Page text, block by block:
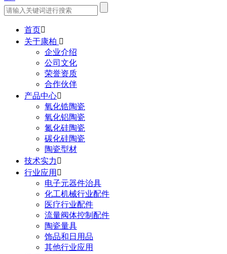
首页
关于康柏 
企业介绍
公司文化
荣誉资质
合作伙伴
产品中心
氧化锆陶瓷
氧化铝陶瓷
氮化硅陶瓷
碳化硅陶瓷
陶瓷型材
技术实力 
行业应用 
电子元器件治具
化工机械行业配件
医疗行业配件
流量阀体控制配件
陶瓷量具
饰品和日用品
其他行业应用